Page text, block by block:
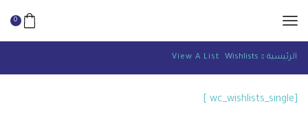
0
الرئيسية Wishlists
View A List
[wc_wishlists_single ]